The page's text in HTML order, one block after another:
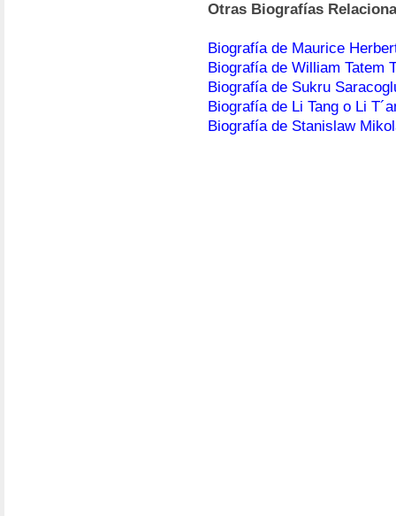
Otras Biografías
Biografía de Maurice
Biografía de William Tatem
Biografía de Sukru
Biografía de Li Tang o Li
Biografía de Stanislaw